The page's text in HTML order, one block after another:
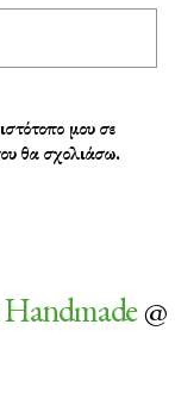
μου σε
θα σχολιάσω.
@